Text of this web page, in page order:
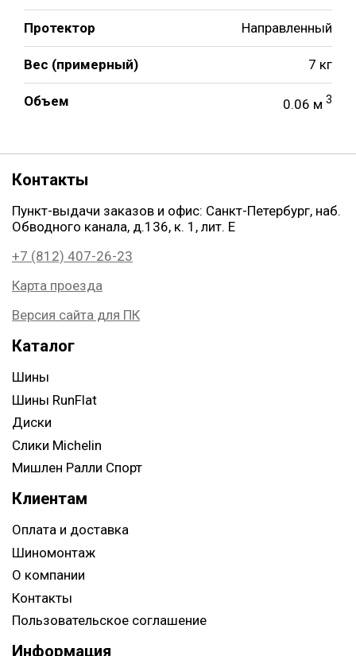
Протектор Направленный
Вес (примерный) 7 кг
Объем 0.06 м 3
Контакты
Пункт-выдачи заказов и офис: Санкт-Петербург, наб.
Обводного канала, д.136, к. 1, лит. Е
+7 (812) 407-26-23
Карта проезда
Версия сайта для ПК
Каталог
Шины
Шины RunFlat
Диски
Слики Michelin
Мишлен Ралли Спорт
Клиентам
Оплата и доставка
Шиномонтаж
О компании
Контакты
Пользовательское соглашение
Информация